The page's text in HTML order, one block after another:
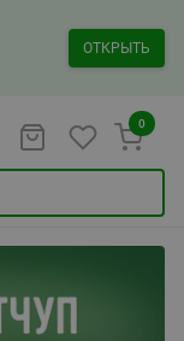
ОТКРЫТЬ
0